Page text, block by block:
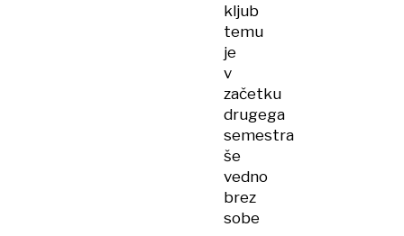
kljub
temu
je
v
začetku
drugega
semestra
še
vedno
brez
sobe